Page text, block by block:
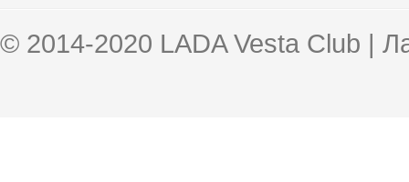
© 2014-2020 LADA Vesta Club |